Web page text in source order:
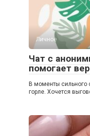
Личное
Чат с
помогает
В моменты сильного
горле. Хочется